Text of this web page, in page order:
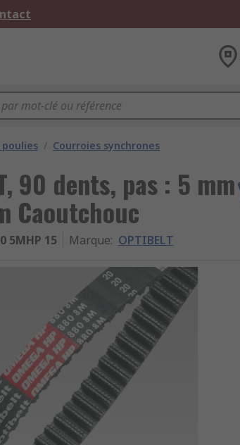
/ Courroies synchrones
90 dents, pas : 5 mm
Caoutchouc
5MHP 15 Marque: OPTIBELT